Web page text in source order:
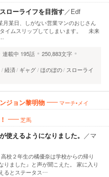
ローライフを目指す／Edf
某日、しがない営業マンのおじさん
イムスリップしてしまいます。 未来
連載中 195話
250,883文字
経済 ギャグ ほのぼの
スローライ
ジョン黎明物 マーチ•メイ
芝馬
使えるようになりました。 ／マ
校２年生の橘優奈は学校からの帰り
りました』と声が聞こえた。 家に入り
るとステータス…